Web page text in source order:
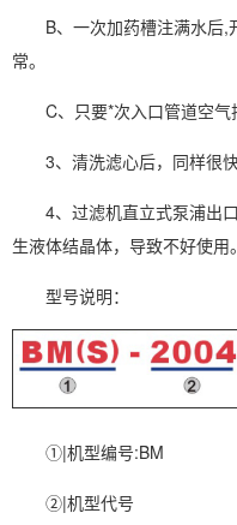
B、一次加药槽注满水后,
常。
C、只要*次入口管道空气
3、清洗滤心后，同样很快
4、过滤机直立式泵浦出口
生液体结晶体，导致不好使用。
型号说明：
①|机型编号:BM
②|机型代号